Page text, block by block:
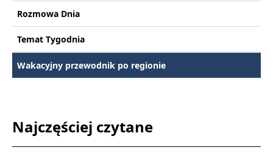
Rozmowa Dnia
Temat Tygodnia
Wakacyjny przewodnik po regionie
Najczęściej czytane